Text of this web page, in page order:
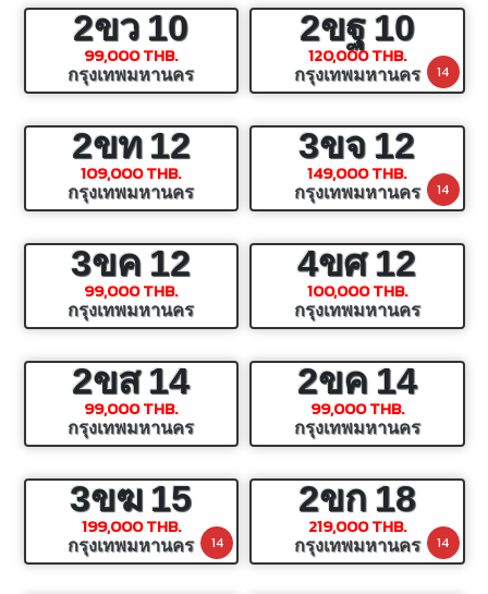
2ขว 10
99,000 THB.
กรุงเทพมหานคร
2ขฐ 10
120,000 THB.
กรุงเทพมหานคร 14
2ขท 12
109,000 THB.
กรุงเทพมหานคร
3ขจ 12
149,000 THB.
กรุงเทพมหานคร 14
3ขค 12
99,000 THB.
กรุงเทพมหานคร
4ขศ 12
100,000 THB.
กรุงเทพมหานคร
2ขส 14
99,000 THB.
กรุงเทพมหานคร
2ขค 14
99,000 THB.
กรุงเทพมหานคร
3ขฆ 15
199,000 THB.
กรุงเทพมหานคร 14
2ขก 18
219,000 THB.
กรุงเทพมหานคร 14